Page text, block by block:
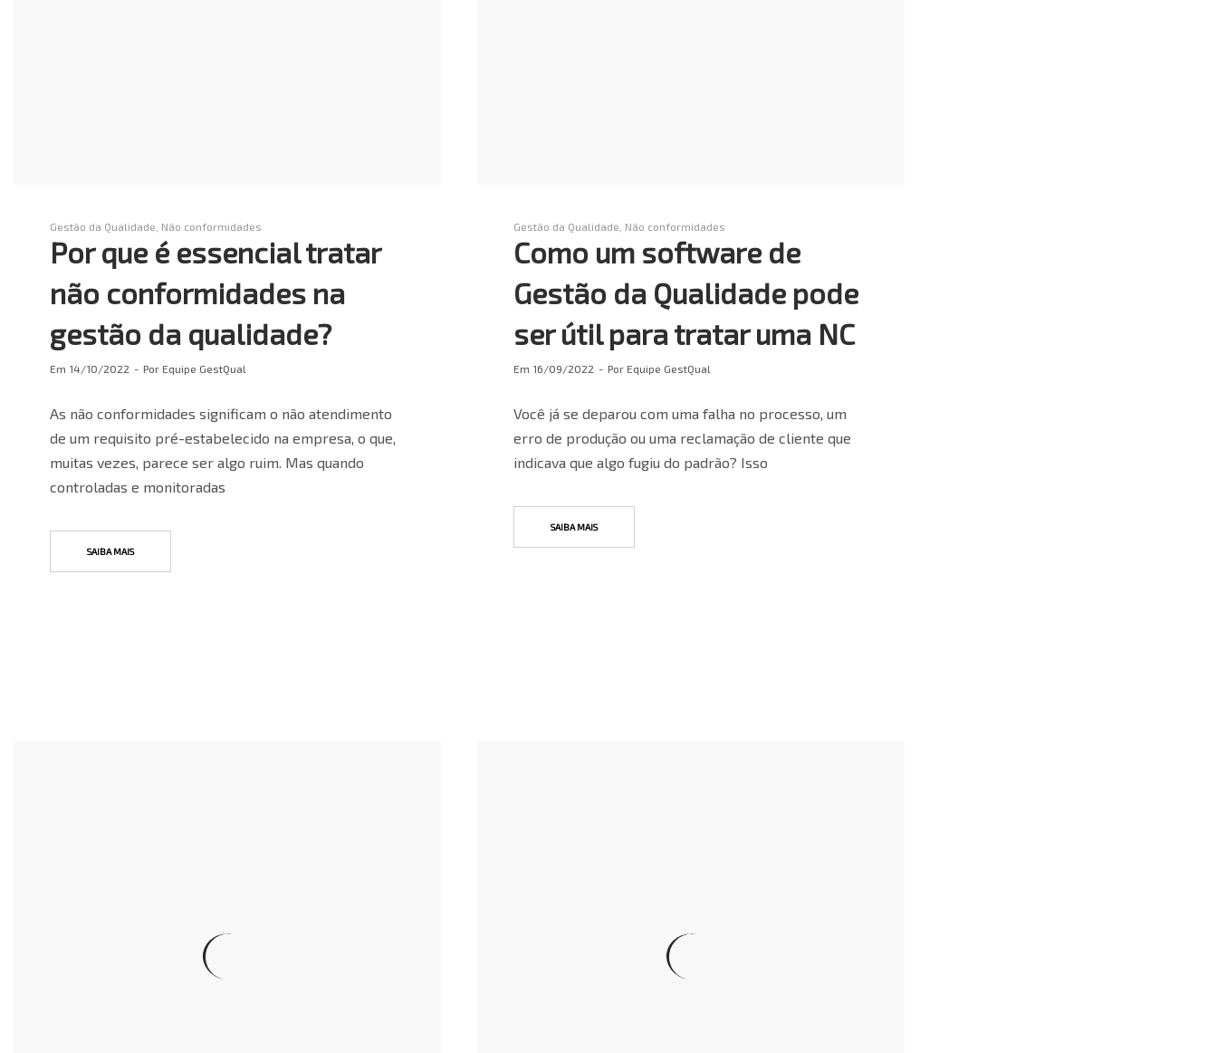
Gestão da Qualidade Não conformidades
Por que é essencial tratar
não conformidades na
gestão da qualidade?
Em 14/10/2022 Por Equipe GestQual
As não conformidades significam o não atendimento
de um requisito pré-estabelecido na empresa, o que,
muitas vezes, parece ser algo ruim. Mas quando
controladas e monitoradas
SAIBA MAIS
Gestão da Qualidade Não conformidades
Como um software de
Gestão da Qualidade pode
ser útil para tratar uma NC
Em 16/09/2022 Por Equipe GestQual
Você já se deparou com uma falha no processo, um
erro de produção ou uma reclamação de cliente que
indicava que algo fugiu do padrão? Isso
SAIBA MAIS